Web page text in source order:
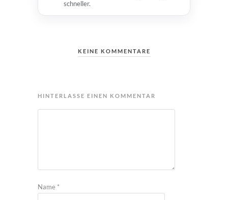
schneller.
KEINE KOMMENTARE
HINTERLASSE EINEN KOMMENTAR
Name *